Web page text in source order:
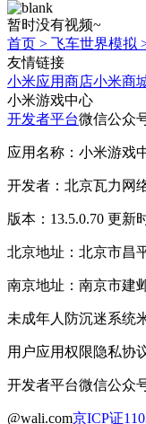
暂时没有视频~
首页 > 飞车世界模拟
友情链接
小米应用商店小米商
小米游戏中心
开发者平台微信公众
应用名称：小米游戏
开发者：北京瓦力网
版本：13.5.0.70 更新
北京地址：北京市昌
南京地址：南京市建
未成年人防沉迷系统
用户应用权限隐私协
开发者平台微信公众
@wali.com京ICP证